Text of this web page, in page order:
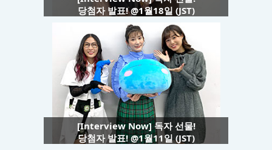
당첨자 발표! @1월18일 (JST)
[Interview Now] 독자 선물!
당첨자 발표! @1월11일 (JST)